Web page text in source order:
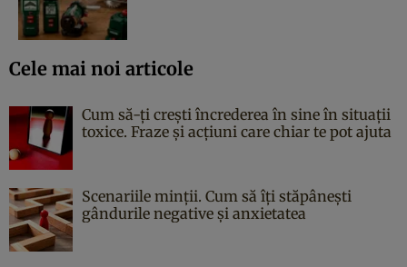
Cele mai noi articole
Cum să-ți crești încrederea în sine în situații
toxice. Fraze și acțiuni care chiar te pot ajuta
Scenariile minții. Cum să îți stăpânești
gândurile negative și anxietatea